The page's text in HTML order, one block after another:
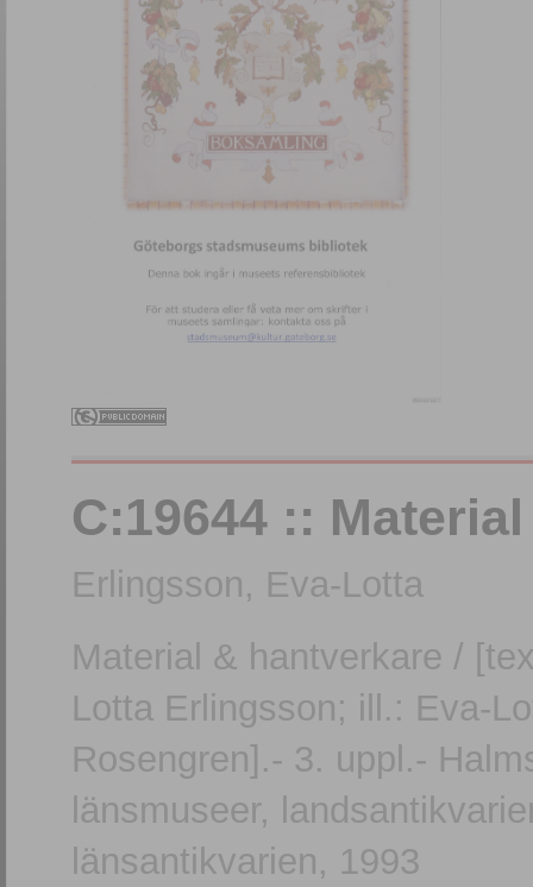
C:19644 ::
Erlingsson, Eva-Lotta
Material & hantverkare /
Lotta Erlingsson; ill.: Eva-
Rosengren].- 3. uppl.-
länsmuseer,
länsantikvarien, 1993